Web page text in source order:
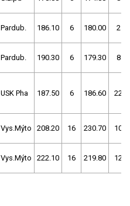
Pardub. 186.10 6 180.00 2
Pardub. 190.30 6 179.30 8
USK Pha 187.50 6 186.60 22
Vys.Mýto 208.20 16 230.70 10
Vys.Mýto 222.10 16 219.80 12